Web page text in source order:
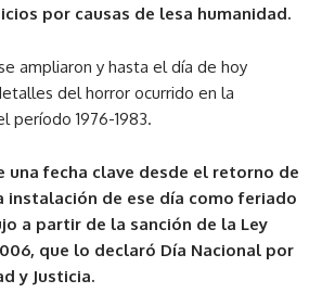
por causas de lesa humanidad.
ampliaron y hasta el día de hoy
del horror ocurrido en la
período 1976-1983.
una fecha clave desde el retorno de
instalación de ese día como feriado
a partir de la sanción de la Ley
que lo declaró Día Nacional por
y Justicia.